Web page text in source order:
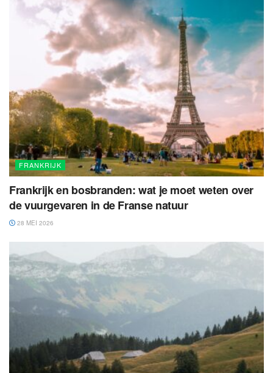
FRANKRIJK
Frankrijk en bosbranden: wat je moet weten over
de vuurgevaren in de Franse natuur
28 MEI 2026